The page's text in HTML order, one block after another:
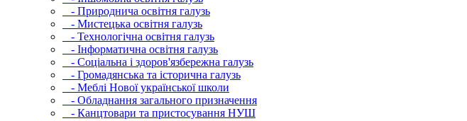
- Природнича освітня галузь
- Мистецька освітня галузь
- Технологічна освітня галузь
- Інфopматична освітня галузь
- Соціальна і здоров'язбережна галузь
- Громадянська та історична галузь
- Меблі Нової української школи
- Обладнання загального призначення
- Канцтовари та пристосування НУШ